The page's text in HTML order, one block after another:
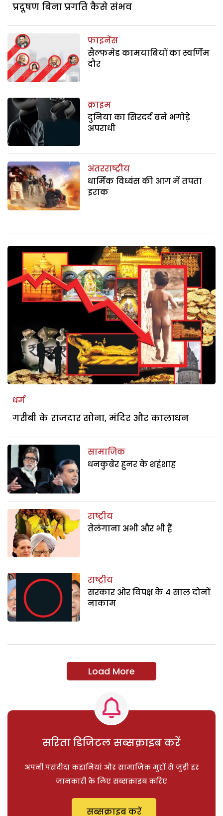
प्रदूषण बिना प्रगति कैसे संभव
फाइनेंस
सैल्फमेड कामयाबियों का स्वर्णिम
दौर
क्राइम
दुनिया का सिरदर्द बने भगोड़े
अपराधी
अंतरराष्ट्रीय
धार्मिक विध्वंस की आग में तपता
इराक
धर्म
गरीबी के राजदार सोना, मंदिर और कालाधन
सामाजिक
धनकुबेर हुनर के शहंशाह
राष्ट्रीय
तेलंगाना अभी और भी हैं
राष्ट्रीय
सरकार ओर विपक्ष के 4 साल दोनों
नाकाम
Load More
सरिता डिजिटल सब्सक्राइब करें
अपनी पसंदीदा कहानियां और सामाजिक मुद्दों से जुड़ी हर
जानकारी के लिए सब्सक्राइब करिए
सब्सक्राइब करें